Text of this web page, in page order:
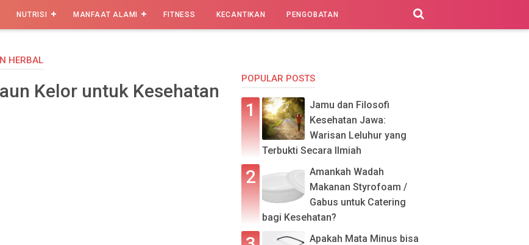
NUTRISI MANFAAT ALAMI FITNESS KECANTIKAN PENGOBATAN
HERBAL
Kelor untuk Kesehatan
POPULAR POSTS
Jamu dan Filosofi
Kesehatan Jawa:
Warisan Leluhur yang
Terbukti Secara Ilmiah
Amankah Wadah
Makanan Styrofoam /
Gabus untuk Catering
bagi Kesehatan?
Apakah Mata Minus bisa